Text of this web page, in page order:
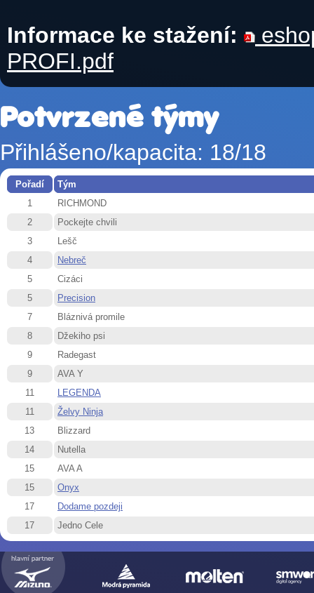
Informace ke stažení:
PROFI.pdf
Potvrzené týmy
Přihlášeno/kapacita: 18/18
Pořadí
Tým
1
RICHMOND
2
Pockejte chvili
3
Lešč
4
Nebreč
5
Cizáci
5
Precision
7
Bláznivá promile
8
Džekiho psi
9
Radegast
9
AVA Y
11
LEGENDA
11
Želvy Ninja
13
Blizzard
14
Nutella
15
AVA A
15
Onyx
17
Dodame pozdeji
17
Jedno Cele